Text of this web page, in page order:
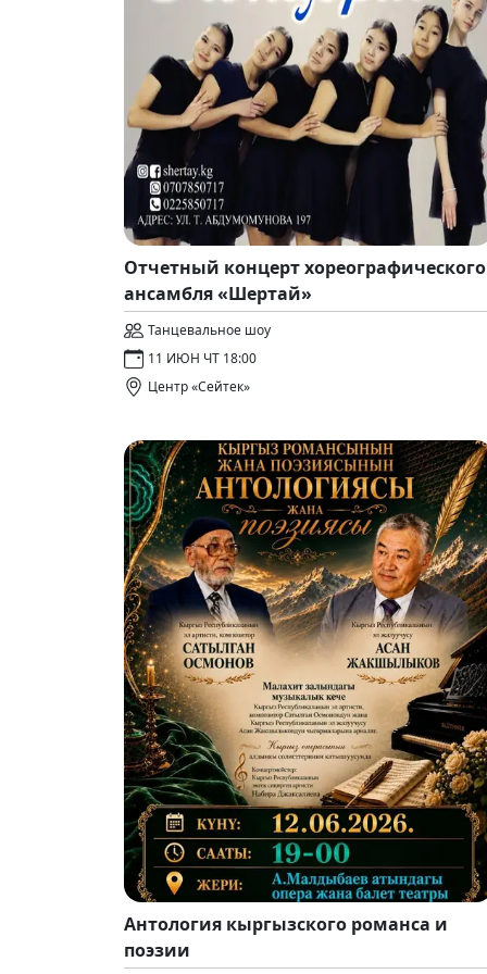
Отчетный концерт хореографического
ансамбля «Шертай»
Танцевальное шоу
11 ИЮН ЧТ 18:00
Центр «Сейтек»
Антология кыргызского романса и
поэзии